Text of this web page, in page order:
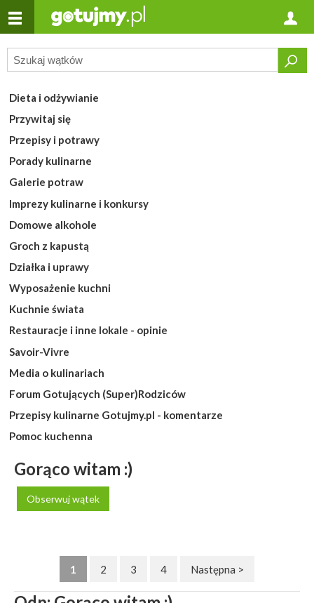
Dieta i odżywianie
Przywitaj się
Przepisy i potrawy
Porady kulinarne
Galerie potraw
Imprezy kulinarne i konkursy
Domowe alkohole
Groch z kapustą
Działka i uprawy
Wyposażenie kuchni
Kuchnie świata
Restauracje i inne lokale - opinie
Savoir-Vivre
Media o kulinariach
Forum Gotujących (Super)Rodziców
Przepisy kulinarne Gotujmy.pl - komentarze
Pomoc kuchenna
Gorąco witam :)
Obserwuj wątek
1 2 3 4 Następna >